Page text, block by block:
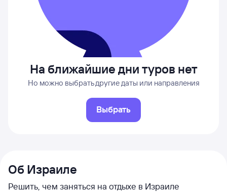
На ближайшие дни туров нет
Но можно выбрать другие даты или направления
Выбрать
Об Израиле
Решить, чем заняться на отдыхе в Израиле